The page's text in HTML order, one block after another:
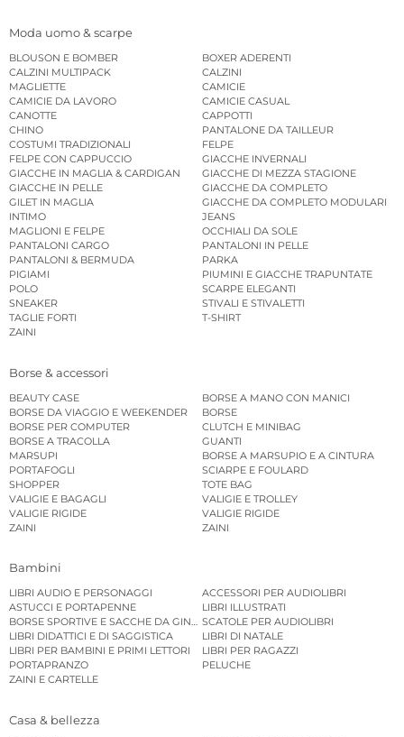
Moda uomo & scarpe
BLOUSON E BOMBER
BOXER ADERENTI
CALZINI MULTIPACK
CALZINI
MAGLIETTE
CAMICIE
CAMICIE DA LAVORO
CAMICIE CASUAL
CANOTTE
CAPPOTTI
CHINO
PANTALONE DA TAILLEUR
COSTUMI TRADIZIONALI
FELPE
FELPE CON CAPPUCCIO
GIACCHE INVERNALI
GIACCHE IN MAGLIA & CARDIGAN
GIACCHE DI MEZZA STAGIONE
GIACCHE IN PELLE
GIACCHE DA COMPLETO
GILET IN MAGLIA
GIACCHE DA COMPLETO MODULARI
INTIMO
JEANS
MAGLIONI E FELPE
OCCHIALI DA SOLE
PANTALONI CARGO
PANTALONI IN PELLE
PANTALONI & BERMUDA
PARKA
PIGIAMI
PIUMINI E GIACCHE TRAPUNTATE
POLO
SCARPE ELEGANTI
SNEAKER
STIVALI E STIVALETTI
TAGLIE FORTI
T-SHIRT
ZAINI
Borse & accessori
BEAUTY CASE
BORSE A MANO CON MANICI
BORSE DA VIAGGIO E WEEKENDER
BORSE
BORSE PER COMPUTER
CLUTCH E MINIBAG
BORSE A TRACOLLA
GUANTI
MARSUPI
BORSE A MARSUPIO E A CINTURA
PORTAFOGLI
SCIARPE E FOULARD
SHOPPER
TOTE BAG
VALIGIE E BAGAGLI
VALIGIE E TROLLEY
VALIGIE RIGIDE
VALIGIE RIGIDE
ZAINI
ZAINI
Bambini
LIBRI AUDIO E PERSONAGGI
ACCESSORI PER AUDIOLIBRI
ASTUCCI E PORTAPENNE
LIBRI ILLUSTRATI
BORSE SPORTIVE E SACCHE DA GINNASTICASCATOLE PER AUDIOLIBRI
LIBRI DIDATTICI E DI SAGGISTICA
LIBRI DI NATALE
LIBRI PER BAMBINI E PRIMI LETTORI
LIBRI PER RAGAZZI
PORTAPRANZO
PELUCHE
ZAINI E CARTELLE
Casa & bellezza